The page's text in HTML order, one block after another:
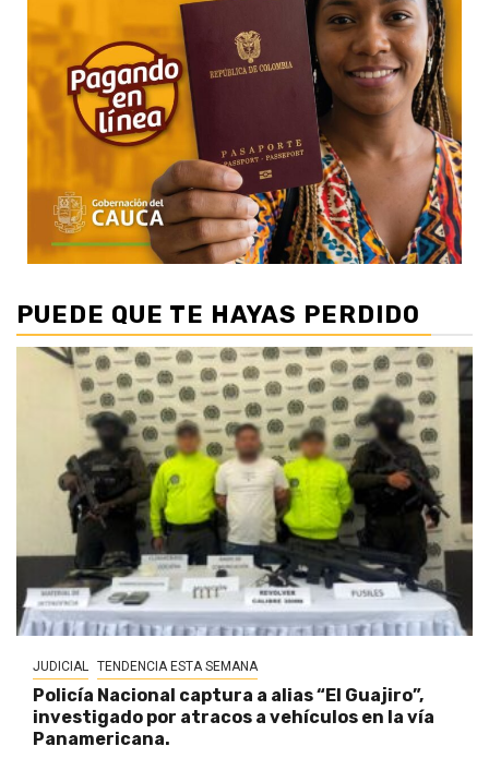
PUEDE QUE TE HAYAS PERDIDO
JUDICIAL TENDENCIA ESTA SEMANA
Policía Nacional captura a alias “El Guajiro”,
investigado por atracos a vehículos en la vía
Panamericana.